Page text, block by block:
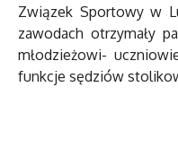
Związek Sportowy w
zawodach otrzymały
młodzieżowi-
funkcje sędziów